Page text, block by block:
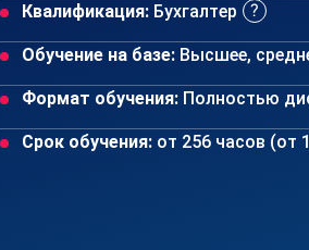
Квалификация: Бухгалтер
Обучение на базе: Высшее,
Формат обучения: Полностью
Срок обучения: от 256 часов (от